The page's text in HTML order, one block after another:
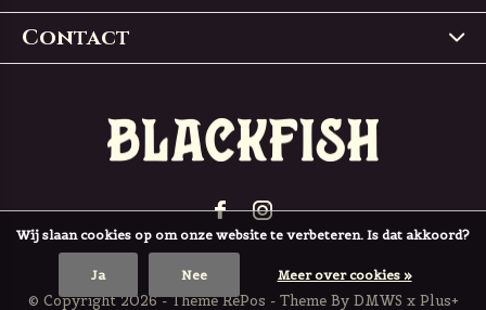
Contact
© Copyright2026- Theme RePos - Theme By DMWS x Plus+
Wij slaan cookies op om onze website te verbeteren. Is dat akkoord?
Ja Nee Meer over cookies »